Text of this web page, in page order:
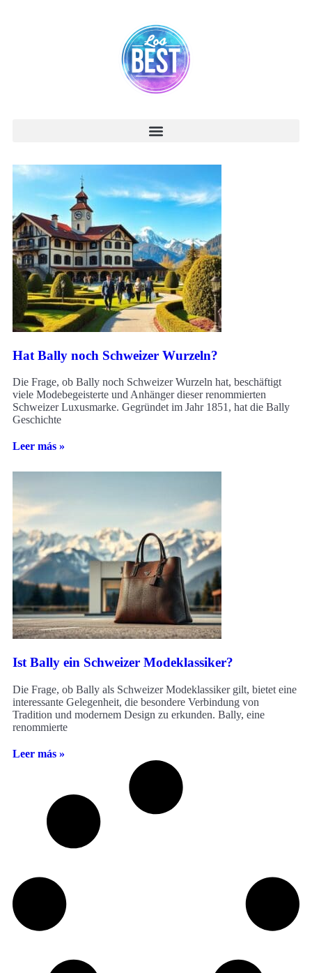
Hat Bally noch Schweizer Wurzeln?
Die Frage, ob Bally noch Schweizer Wurzeln hat, beschäftigt
viele Modebegeisterte und Anhänger dieser renommierten
Schweizer Luxusmarke. Gegründet im Jahr 1851, hat die Bally
Geschichte
Leer más »
Ist Bally ein Schweizer Modeklassiker?
Die Frage, ob Bally als Schweizer Modeklassiker gilt, bietet eine
interessante Gelegenheit, die besondere Verbindung von
Tradition und modernem Design zu erkunden. Bally, eine
renommierte
Leer más »